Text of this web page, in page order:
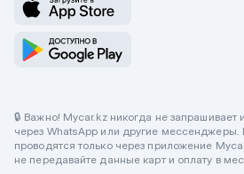
🔒 Важно! Mycar.kz никогда не запрашивает
через WhatsApp или другие
проводятся только через приложение
не передавайте данные карт и оплату в